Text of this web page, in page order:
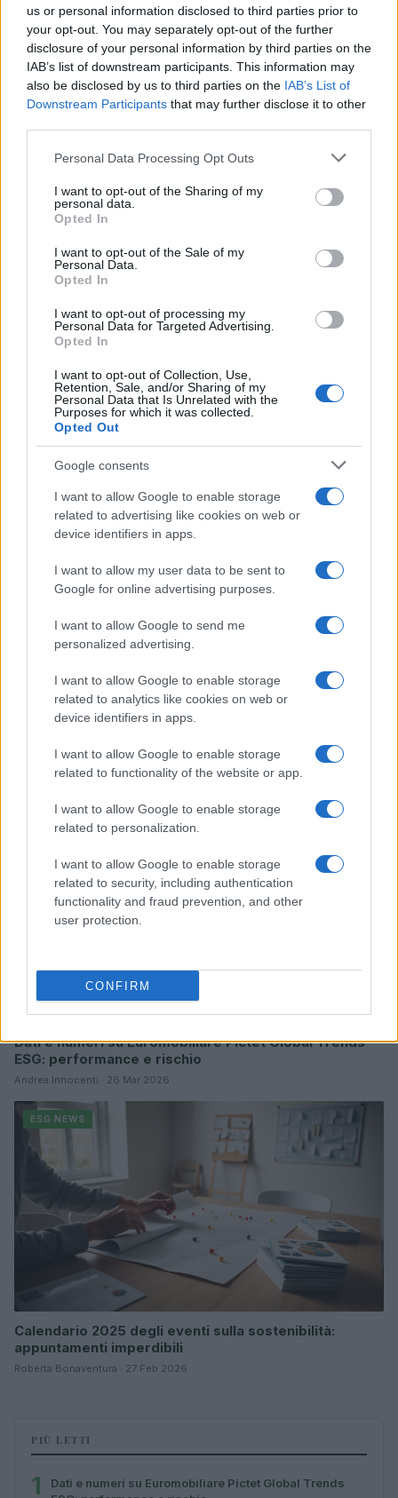
us or personal information disclosed to third parties prior to
your opt-out. You may separately opt-out of the further
disclosure of your personal information by third parties on the
IAB’s list of downstream participants. This information may
also be disclosed by us to third parties on the IAB’s List of
Downstream Participants that may further disclose it to other
Please note that this website/app uses one or more Google
not limited to your visit or usage behaviour. You may click to
grant or deny consent to Google and its third-party tags to
use your data for below specified purposes in below Google
consent section.
Personal Data Processing Opt Outs
I want to opt-out of the Sharing of my
personal data.
Opted In
I want to opt-out of the Sale of my
Personal Data.
Opted In
I want to opt-out of processing my
Personal Data for Targeted Advertising.
Opted In
I want to opt-out of Collection, Use,
Retention, Sale, and/or Sharing of my
Personal Data that Is Unrelated with the
Purposes for which it was collected.
Opted Out
Google consents
I want to allow Google to enable storage
related to advertising like cookies on web or
device identifiers in apps.
I want to allow my user data to be sent to
Google for online advertising purposes.
I want to allow Google to send me
personalized advertising.
I want to allow Google to enable storage
related to analytics like cookies on web or
device identifiers in apps.
I want to allow Google to enable storage
related to functionality of the website or app.
I want to allow Google to enable storage
related to personalization.
I want to allow Google to enable storage
related to security, including authentication
functionality and fraud prevention, and other
user protection.
CONFIRM
Continua a leggere
Sanità sarda e transizione verde: tra case della
comunità, industria farmaceutica e tensioni politiche
ESG NEWS
Dati e numeri su Euromobiliare Pictet Global Trends
ESG: performance e rischio
Andrea Innocenti · 26 Mar 2026
ESG NEWS
Calendario 2025 degli eventi sulla sostenibilità:
appuntamenti imperdibili
Roberta Bonaventura · 27 Feb 2026
PIÙ LETTI
1
Dati e numeri su Euromobiliare Pictet Global Trends